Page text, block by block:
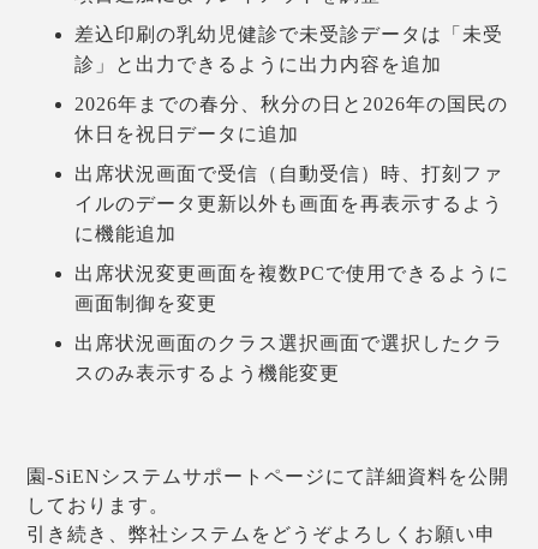
差込印刷の乳幼児健診で未受診データは「未受
診」と出力できるように出力内容を追加
2026年までの春分、秋分の日と2026年の国民の
休日を祝日データに追加
出席状況画面で受信（自動受信）時、打刻ファ
イルのデータ更新以外も画面を再表示するよう
に機能追加
出席状況変更画面を複数PCで使用できるように
画面制御を変更
出席状況画面のクラス選択画面で選択したクラ
スのみ表示するよう機能変更
園-SiENシステムサポートページにて詳細資料を公開
しております。
引き続き、弊社システムをどうぞよろしくお願い申